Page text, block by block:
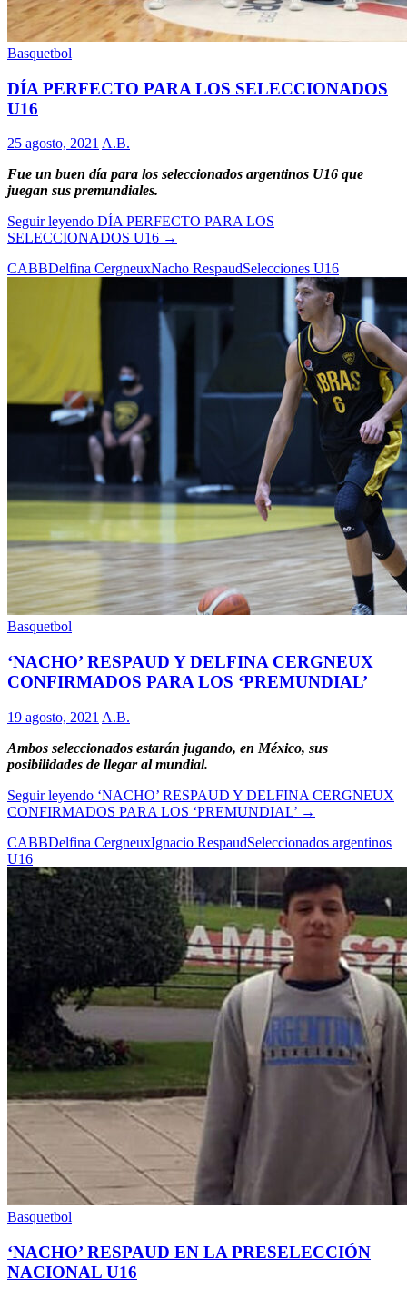
Basquetbol
DÍA PERFECTO PARA LOS SELECCIONADOS
U16
25 agosto, 2021 A.B.
Fue un buen día para los seleccionados argentinos U16 que
juegan sus premundiales.
Seguir leyendo DÍA PERFECTO PARA LOS
SELECCIONADOS U16 →
CABBDelfina CergneuxNacho RespaudSelecciones U16
Basquetbol
‘NACHO’ RESPAUD Y DELFINA CERGNEUX
CONFIRMADOS PARA LOS ‘PREMUNDIAL’
19 agosto, 2021 A.B.
Ambos seleccionados estarán jugando, en México, sus
posibilidades de llegar al mundial.
Seguir leyendo ‘NACHO’ RESPAUD Y DELFINA CERGNEUX
CONFIRMADOS PARA LOS ‘PREMUNDIAL’ →
CABBDelfina CergneuxIgnacio RespaudSeleccionados argentinos
U16
Basquetbol
‘NACHO’ RESPAUD EN LA PRESELECCIÓN
NACIONAL U16